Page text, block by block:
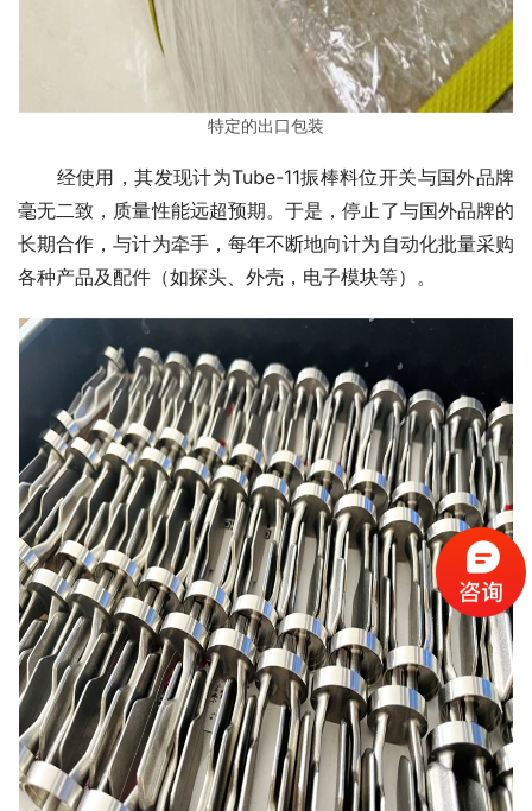
特定的出口包装
经使用，其发现计为Tube-11振棒料位开关与国外品牌
毫无二致，质量性能远超预期。于是，停止了与国外品牌的
长期合作，与计为牵手，每年不断地向计为自动化批量采购
各种产品及配件（如探头、外壳，电子模块等）。